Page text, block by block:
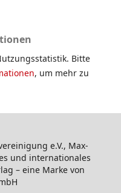
Bitte
, um mehr zu
e.V., Max-
und internationales
– eine Marke von